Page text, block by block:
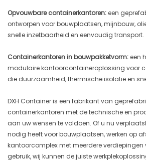
Opvouwbare containerkantoren: een
ontworpen voor bouwplaatsen, mijnbouw,
snelle inzetbaarheid en eenvoudig transport.
Containerkantoren in bouwpakketvorm: een
modulaire kantoorcontaineroplossing voor
die duurzaamheid, thermische isolatie en
DXH Container is een fabrikant van
containerkantoren met de technische en
aan uw wensen te voldoen. Of u nu
nodig heeft voor bouwplaatsen, werken op
kantoorcomplex met meerdere
gebruik, wij kunnen de juiste